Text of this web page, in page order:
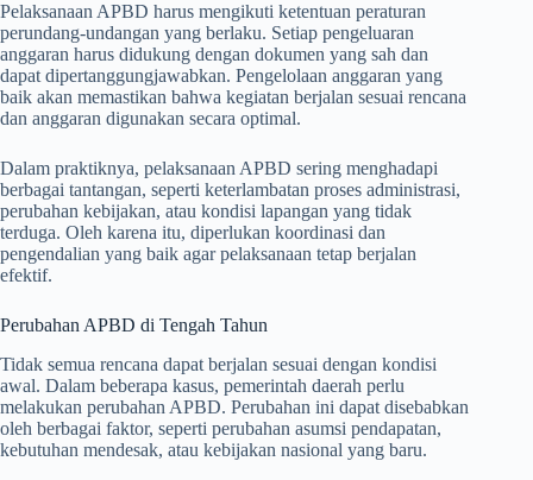
Pelaksanaan APBD harus mengikuti ketentuan peraturan
perundang-undangan yang berlaku. Setiap pengeluaran
anggaran harus didukung dengan dokumen yang sah dan
dapat dipertanggungjawabkan. Pengelolaan anggaran yang
baik akan memastikan bahwa kegiatan berjalan sesuai rencana
dan anggaran digunakan secara optimal.
Dalam praktiknya, pelaksanaan APBD sering menghadapi
berbagai tantangan, seperti keterlambatan proses administrasi,
perubahan kebijakan, atau kondisi lapangan yang tidak
terduga. Oleh karena itu, diperlukan koordinasi dan
pengendalian yang baik agar pelaksanaan tetap berjalan
efektif.
Perubahan APBD di Tengah Tahun
Tidak semua rencana dapat berjalan sesuai dengan kondisi
awal. Dalam beberapa kasus, pemerintah daerah perlu
melakukan perubahan APBD. Perubahan ini dapat disebabkan
oleh berbagai faktor, seperti perubahan asumsi pendapatan,
kebutuhan mendesak, atau kebijakan nasional yang baru.